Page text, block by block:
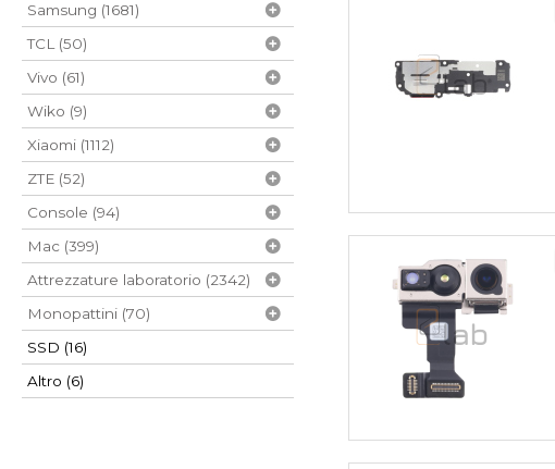
Samsung (1681)
TCL (50)
Vivo (61)
Wiko (9)
Xiaomi (1112)
ZTE (52)
Console (94)
Mac (399)
Attrezzature laboratorio (2342)
Monopattini (70)
SSD (16)
Altro (6)